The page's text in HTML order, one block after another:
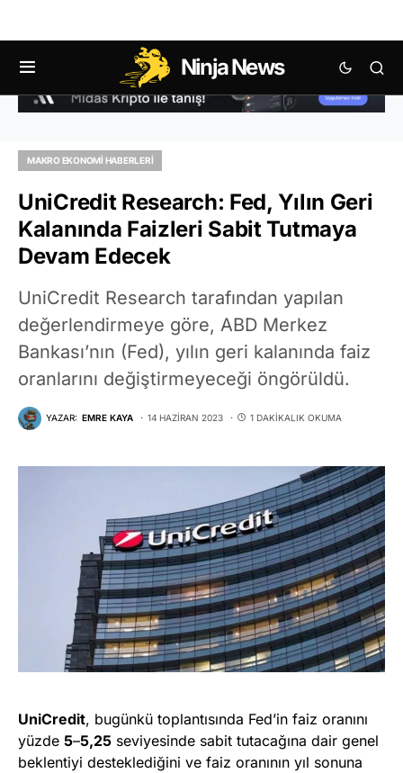
Ninja News
MAKRO EKONOMI HABERLERI
UniCredit Research: Fed, Yılın Geri
Kalanında Faizleri Sabit Tutmaya
Devam Edecek
UniCredit Research tarafından yapılan
değerlendirmeye göre, ABD Merkez
Bankası’nın (Fed), yılın geri kalanında faiz
oranlarını değiştirmeyeceği öngörüldü.
YAZAR: EMRE KAYA 14 HAZIRAN 2023 1 DAKIKALIK OKUMA
UniCredit, bugünkü toplantısında Fed’in faiz oranını
yüzde 5–5,25 seviyesinde sabit tutacağına dair genel
beklentiyi desteklediğini ve faiz oranının yıl sonuna